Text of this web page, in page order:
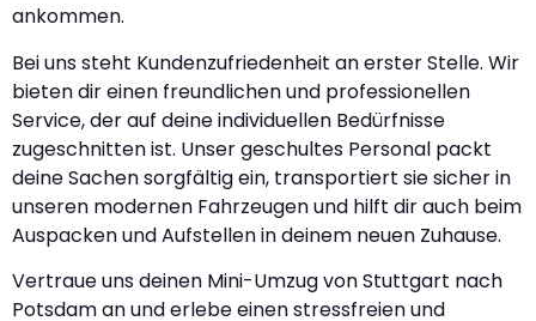
ankommen.
Bei uns steht Kundenzufriedenheit an erster Stelle. Wir
bieten dir einen freundlichen und professionellen
Service, der auf deine individuellen Bedürfnisse
zugeschnitten ist. Unser geschultes Personal packt
deine Sachen sorgfältig ein, transportiert sie sicher in
unseren modernen Fahrzeugen und hilft dir auch beim
Auspacken und Aufstellen in deinem neuen Zuhause.
Vertraue uns deinen Mini-Umzug von Stuttgart nach
Potsdam an und erlebe einen stressfreien und